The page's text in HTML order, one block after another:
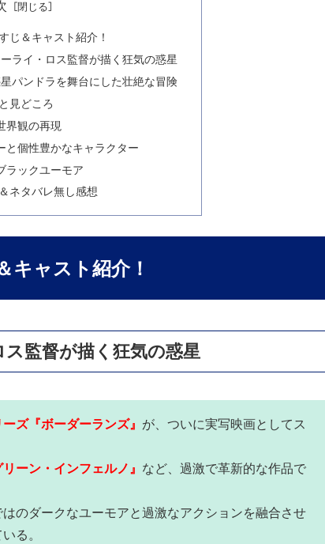
じ＆キャスト紹介！
ライ・ロス監督が描く狂気の惑星
パンドラを舞台にした壮絶な冒険
見どころ
界観の再現
個性豊かなキャラクター
ラックユーモア
ネタバレ無し感想
キャスト紹介！
監督が描く狂気の惑星
ズ『ボーダーランズ』 が、ついに実写映画としてス
リーン・インフェルノ 』 など、過激で革新的な作品で
のダークなユーモアと過激なアクションを融合させ
る。